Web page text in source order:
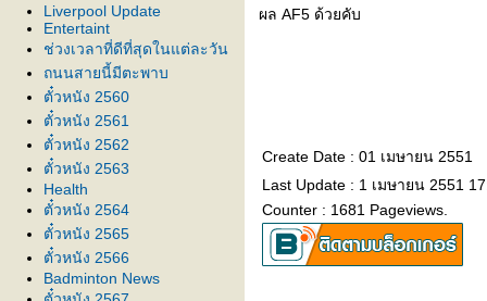
Liverpool Update
Entertaint
ช่วงเวลาที่ดีที่สุดในแต่ละวัน
ถนนสายนี้มีตะพาบ
ตั๋วหนัง 2560
ตั๋วหนัง 2561
ตั๋วหนัง 2562
ตั๋วหนัง 2563
Health
ตั๋วหนัง 2564
ตั๋วหนัง 2565
ตั๋วหนัง 2566
Badminton News
ผล AF5 ด้วยคับ
Create Date : 01 เมษายน 2551
Last Update : 1 เมษายน 2551
Counter : 1681 Pageviews.